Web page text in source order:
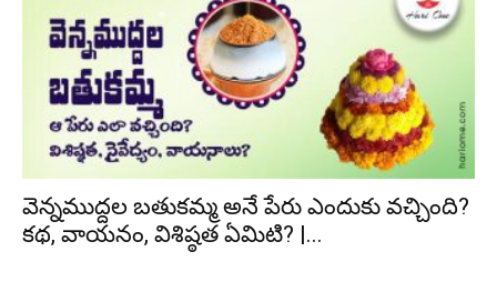
వెన్నముద్దల బతుకమ్మ అనే పేరు ఎందుకు వచ్చింది?
కథ, వాయనం, విశిష్ఠత ఏమిటి? |...